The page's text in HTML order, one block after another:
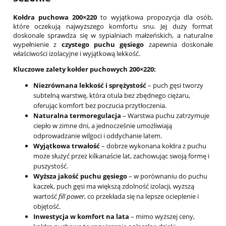
Kołdra puchowa 200×220 to wyjątkowa propozycja dla osób,
które oczekują najwyższego komfortu snu. Jej duży format
doskonale sprawdza się w sypialniach małżeńskich, a naturalne
wypełnienie z czystego puchu gęsiego zapewnia doskonałe
właściwości izolacyjne i wyjątkową lekkość.
Kluczowe zalety kołder puchowych 200×220:
Niezrównana lekkość i sprężystość– puch gęsi tworzy
subtelną warstwę, która otula bez zbędnego ciężaru,
oferując komfort bez poczucia przytłoczenia.
Naturalna termoregulacja – Warstwa puchu zatrzymuje
ciepło w zimne dni, a jednocześnie umożliwiają
odprowadzanie wilgoci i oddychanie latem.
Wyjątkowa trwałość– dobrze wykonana kołdra z puchu
może służyć przez kilkanaście lat, zachowując swoją formę i
puszystość.
Wyższa jakość puchu gęsiego– w porównaniu do puchu
kaczek, puch gęsi ma większą zdolność izolacji, wyższą
wartośćfill power, co przekłada się na lepsze ocieplenie i
objętość.
Inwestycja w komfort na lata – mimo wyższej ceny,